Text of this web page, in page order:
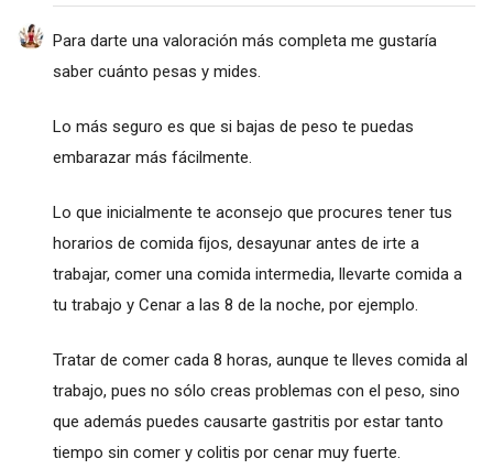
Para darte una valoración más completa me gustaría
saber cuánto pesas y mides.
Lo más seguro es que si bajas de peso te puedas
embarazar más fácilmente.
Lo que inicialmente te aconsejo que procures tener tus
horarios de comida fijos, desayunar antes de irte a
trabajar, comer una comida intermedia, llevarte comida a
tu trabajo y Cenar a las 8 de la noche, por ejemplo.
Tratar de comer cada 8 horas, aunque te lleves comida al
trabajo, pues no sólo creas problemas con el peso, sino
que además puedes causarte gastritis por estar tanto
tiempo sin comer y colitis por cenar muy fuerte.